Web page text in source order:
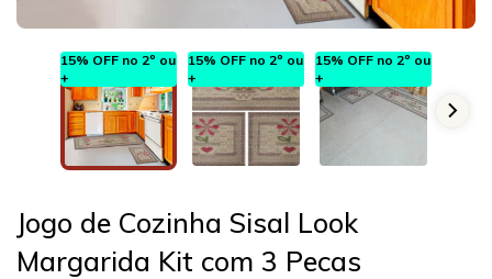
15% OFF no 2º ou
+
15% OFF no 2º ou
+
15% OFF no 2º ou
+
Jogo de Cozinha Sisal Look
Margarida Kit com 3 Pecas